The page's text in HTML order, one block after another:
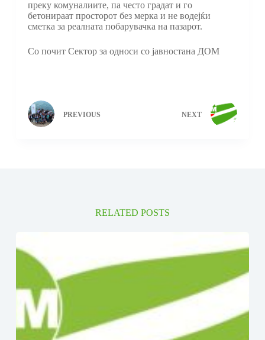
преку комуналиите, па често градат и го
бетонираат просторот без мерка и не водејќи
сметка за реалната побарувачка на пазарот.
Со почит Сектор за односи со јавностана ДОМ
PREVIOUS NEXT
RELATED POSTS